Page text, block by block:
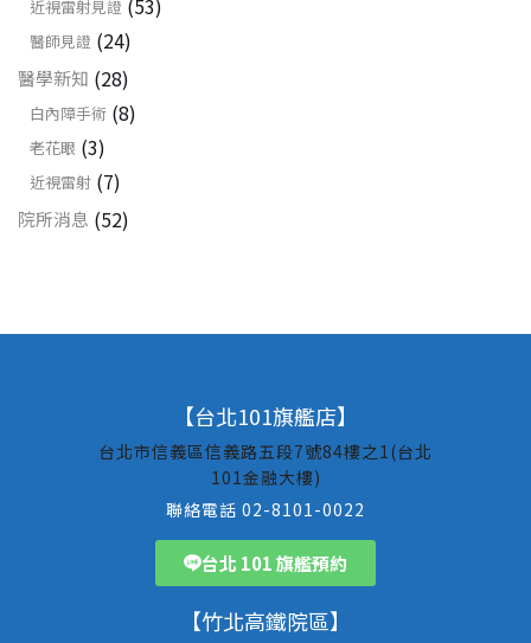
近視雷射見證
醫師見證 (24)
醫學新知 (28)
白內障手術 (8)
老花眼 (3)
近視雷射 (7)
院所消息 (52)
【台北101旗艦店】
台北市信義區信義路五段7號84樓之1(台北
101金融大樓)
聯絡電話 02-8101-0022
台北 101 旗艦預約
【竹北高鐵院區】